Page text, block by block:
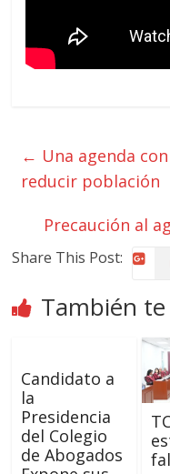
← Una agenda
reducir población
Precaución al
Share This Post:
También
Candidato a
la
Presidencia
del Colegio
de Abogados